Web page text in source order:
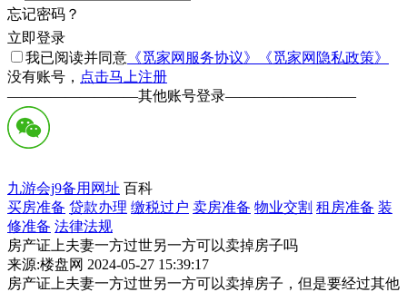
忘记密码？
立即登录
我已阅读并同意 《觅家网服务协议》
《觅家网隐私政策》
没有账号， 点击马上注册
—————————其他账号登录—————————
九游会j9备用网址 百科
买房准备 贷款办理 缴税过户 卖房准备 物业交割 租房准备 装
修准备 法律法规
房产证上夫妻一方过世另一方可以卖掉房子吗
来源:楼盘网 2024-05-27 15:39:17
房产证上夫妻一方过世另一方可以卖掉房子，但是要经过其他